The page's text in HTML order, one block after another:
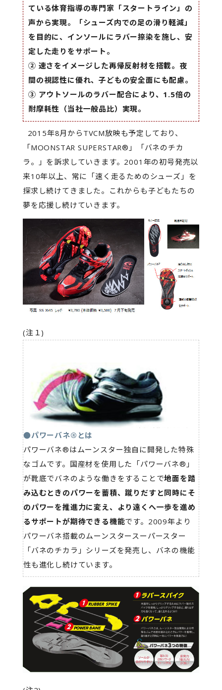
ている体育指導の専門家「スタートライン」の
声から実現。「シューズ内での足の滑り軽減」
を目的に、インソールにラバー捺染を施し、安
定した走りをサポート。
② 速さをイメージした再帰反射材を搭載。夜
間の視認性に優れ、子どもの安全面にも配慮。
③ アウトソールのラバー配合により、1.5倍の
耐摩耗性（当社一般品比）実現。
2015年8月からTVCM放映も予定しており、
「MOONSTAR SUPERSTAR®」「バネのチカ
ラ。」を訴求していきます。2001年の初号発売以
来10年以上、常に「速く走るためのシューズ」を
探求し続けてきました。これからも子どもたちの
夢を応援し続けていきます。
(注１)
●パワーバネ®とは
パワーバネ®はムーンスター独自に開発した特殊
なゴムです。国産材を使用した「パワーバネ®」
が靴底でバネのような働きをすることで地面を踏
み込むときのパワーを蓄積、蹴りだすと同時にそ
のパワーを推進力に変え、より遠くへ一歩を進め
るサポートが期待できる機能です。2009年より
パワーバネ搭載のムーンスタースーパースター
「バネのチカラ」シリーズを発売し、バネの機能
性も進化し続けています。